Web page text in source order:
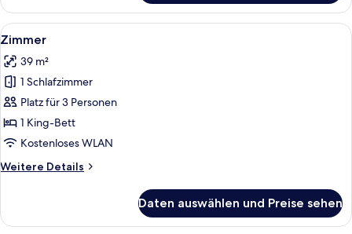
1 King-
Bett
Alle
Fotos
für
Zimmer
anzeigen
Hochwertige Bettwaren, Pillowtop-
4
Zimmer
39 m²
1 Schlafzimmer
Platz für 3 Personen
1 King-Bett
Kostenloses WLAN
Weitere Details
Weitere
Daten auswählen und Preise sehen